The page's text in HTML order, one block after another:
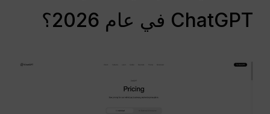
ChatGPT في عام 2026؟